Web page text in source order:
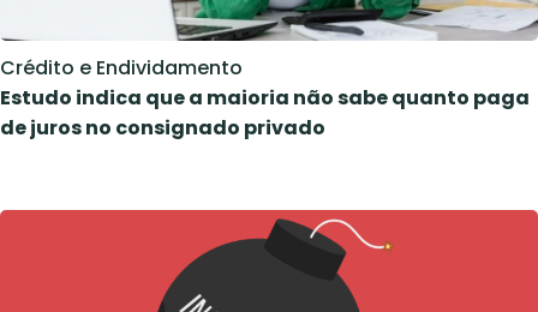
Crédito e Endividamento
Estudo indica que a maioria não sabe quanto paga
de juros no consignado privado